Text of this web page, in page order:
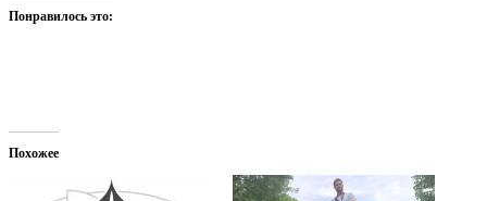
Понравилось это:
Похожее